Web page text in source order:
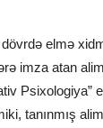
elmə
imza atan
Psixologiya”
tanınmış alim